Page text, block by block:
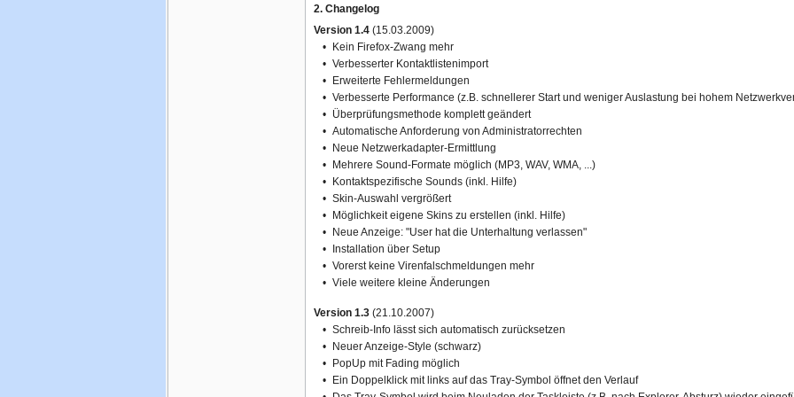
2. Changelog
Version 1.4(15.03.2009)
•
Kein Firefox-Zwang mehr
• Verbesserter Kontaktlistenimport
•
Erweiterte Fehlermeldungen
• Verbesserte Performance (z.B. schnellerer Start und weniger Auslastung bei hohem
•
Überprüfungsmethode komplett geändert
• Automatische Anforderung von Administratorrechten
•
Neue Netzwerkadapter-Ermittlung
•
Mehrere Sound-Formate möglich (MP3, WAV, WMA, ...)
•
Kontaktspezifische Sounds (inkl. Hilfe)
• Skin-Auswahl vergrößert
•
Möglichkeit eigene Skins zu erstellen (inkl. Hilfe)
•
Neue Anzeige: "User hat die Unterhaltung verlassen"
•
Installation über Setup
• Vorerst keine Virenfalschmeldungen mehr
• Viele weitere kleine Änderungen
Version 1.3(21.10.2007)
• Schreib-Info lässt sich automatisch zurücksetzen
•
Neuer Anzeige-Style (schwarz)
•
PopUp mit Fading möglich
•
Ein Doppelklick mit links auf das Tray-Symbol öffnet den Verlauf